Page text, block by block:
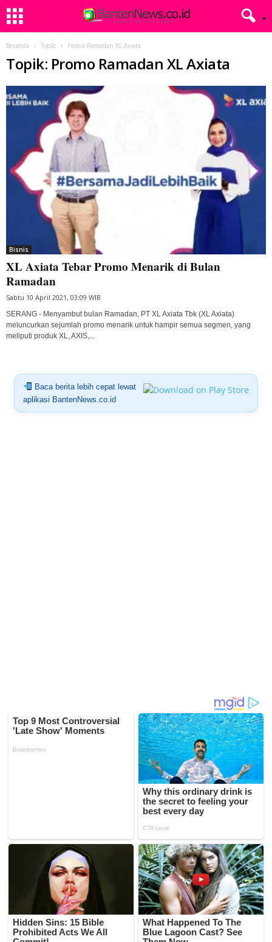
Beranda Topik Promo Ramadan XL Axiata
Topik: Promo Ramadan XL Axiata
Bisnis
XL Axiata Tebar Promo Menarik di Bulan
Ramadan
Sabtu 10 April 2021, 03:09 WIB
SERANG - Menyambut bulan Ramadan, PT XL Axiata Tbk (XL Axiata)
meluncurkan sejumlah promo menarik untuk hampir semua segmen, yang
meliputi produk XL, AXIS,...
Baca berita lebih cepat lewat
aplikasi BantenNews.co.id